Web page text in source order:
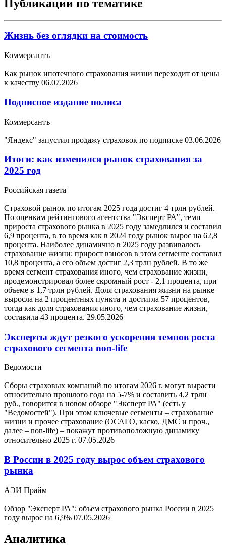
Публикации по тематике
Жизнь без оглядки на стоимость
Коммерсантъ
Как рынок ипотечного страхования жизни переходит от цены
к качеству 06.07.2026
Подписное издание полиса
Коммерсантъ
"Яндекс" запустил продажу страховок по подписке 03.06.2026
Итоги: как изменился рынок страхования за
2025 год
Российская газета
Страховой рынок по итогам 2025 года достиг 4 трлн рублей.
По оценкам рейтингового агентства "Эксперт РА", темп
прироста страхового рынка в 2025 году замедлился и составил
6,9 процента, в то время как в 2024 году рынок вырос на 62,8
процента. Наиболее динамично в 2025 году развивалось
страхование жизни: прирост взносов в этом сегменте составил
10,8 процента, а его объем достиг 2,3 трлн рублей. В то же
время сегмент страхования иного, чем страхование жизни,
продемонстрировал более скромный рост - 2,1 процента, при
объеме в 1,7 трлн рублей. Доля страхования жизни на рынке
выросла на 2 процентных пункта и достигла 57 процентов,
тогда как доля страхования иного, чем страхование жизни,
составила 43 процента. 29.05.2026
Эксперты ждут резкого ускорения темпов роста
страхового сегмента non-life
Ведомости
Сборы страховых компаний по итогам 2026 г. могут вырасти
относительно прошлого года на 5-7% и составить 4,2 трлн
руб., говорится в новом обзоре "Эксперт РА" (есть у
"Ведомостей"). При этом ключевые сегменты – страхование
жизни и прочее страхование (ОСАГО, каско, ДМС и проч.,
далее – non-life) – покажут противоположную динамику
относительно 2025 г. 07.05.2026
В России в 2025 году вырос объем страхового
рынка
АЭИ Прайм
Обзор "Эксперт РА": объем страхового рынка России в 2025
году вырос на 6,9% 07.05.2026
Аналитика